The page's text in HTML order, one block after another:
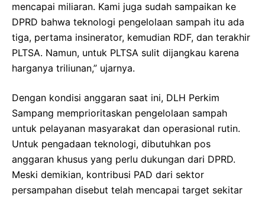
mencapai miliaran. Kami juga sudah sampaikan ke
DPRD bahwa teknologi pengelolaan sampah itu ada
tiga, pertama insinerator, kemudian RDF, dan terakhir
PLTSA. Namun, untuk PLTSA sulit dijangkau karena
harganya triliunan,” ujarnya.
Dengan kondisi anggaran saat ini, DLH Perkim
Sampang memprioritaskan pengelolaan sampah
untuk pelayanan masyarakat dan operasional rutin.
Untuk pengadaan teknologi, dibutuhkan pos
anggaran khusus yang perlu dukungan dari DPRD.
Meski demikian, kontribusi PAD dari sektor
persampahan disebut telah mencapai target sekitar